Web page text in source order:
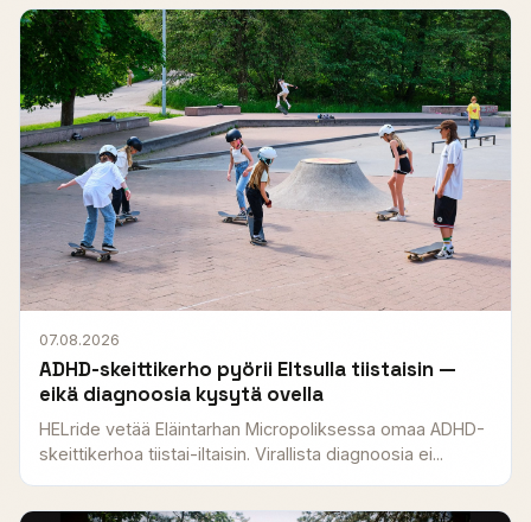
07.08.2026
ADHD-skeittikerho pyörii Eltsulla tiistaisin —
eikä diagnoosia kysytä ovella
HELride vetää Eläintarhan Micropoliksessa omaa ADHD-
skeittikerhoa tiistai-iltaisin. Virallista diagnoosia ei...